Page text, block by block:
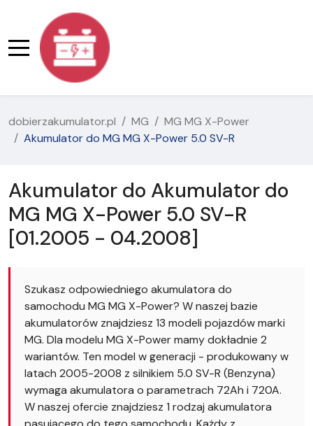
dobierzakumulator.pl MG
MG MG X-Power
Akumulator do MG MG X-Power 5.0 SV-R
Akumulator do Akumulator do
MG MG X-Power 5.0 SV-R
[01.2005 - 04.2008]
Szukasz odpowiedniego akumulatora do
samochodu MG MG X-Power? W naszej bazie
akumulatorów znajdziesz 13 modeli pojazdów marki
MG. Dla modelu MG X-Power mamy dokładnie 2
wariantów. Ten model w generacji - produkowany w
latach 2005-2008 z silnikiem 5.0 SV-R (Benzyna)
wymaga akumulatora o parametrach 72Ah i 720A.
W naszej ofercie znajdziesz 1 rodzaj akumulatora